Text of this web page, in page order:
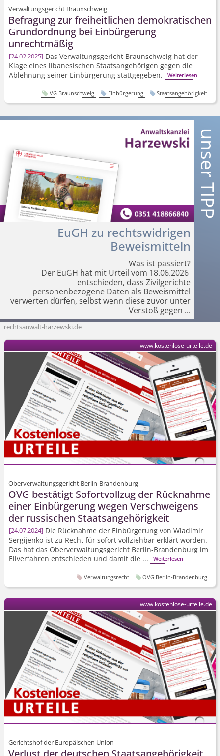
Verwaltungsgericht Braunschweig
Befragung zur freiheitlichen demokratischen
Grundordnung bei Einbürgerung
unrechtmäßig
24.02.2025 Das Verwaltungsgericht Braunschweig hat der
Klage eines libanesischen Staatsangehörigen gegen die
Ablehnung seiner Einbürgerung stattgegeben.
Weiterlesen
VG Braunschweig Einbürgerung Staatsangehörigkeit
EuGH zu rechtswidrigen
Beweismitteln
Was ist passiert?
Der EuGH hat mit Urteil vom 18.06.2026
entschieden, dass Zivilgerichte
personenbezogene Daten als Beweismittel
verwerten dürfen, selbst wenn diese zuvor unter
Verstoß gegen ...
rechtsanwalt-harzewski.de
Oberverwaltungsgericht Berlin-Brandenburg
OVG bestätigt Sofortvollzug der Rücknahme
einer Einbürgerung wegen Verschweigens
der russischen Staatsangehörigkeit
24.07.2024 Die Rücknahme der Einbürgerung von Wladimir
Sergijenko ist zu Recht für sofort vollziehbar erklärt worden.
Das hat das Ober­verwaltungs­gericht Berlin-Brandenburg im
Eilverfahren entschieden und damit die ...
Weiterlesen
www.kostenlose-urteile.de
Verwaltungsrecht OVG Berlin-Brandenburg
Gerichtshof der Europäischen Union
Verlust der deutschen Staatsangehörigkeit
www.kostenlose-urteile.de